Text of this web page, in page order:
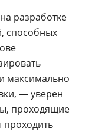
разработке
способных
максимально
— уверен
проходящие